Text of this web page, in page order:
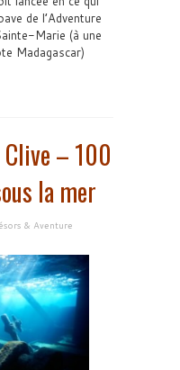
de l’Adventure
Marie (à une
Madagascar)
– 100
la mer
& Aventure